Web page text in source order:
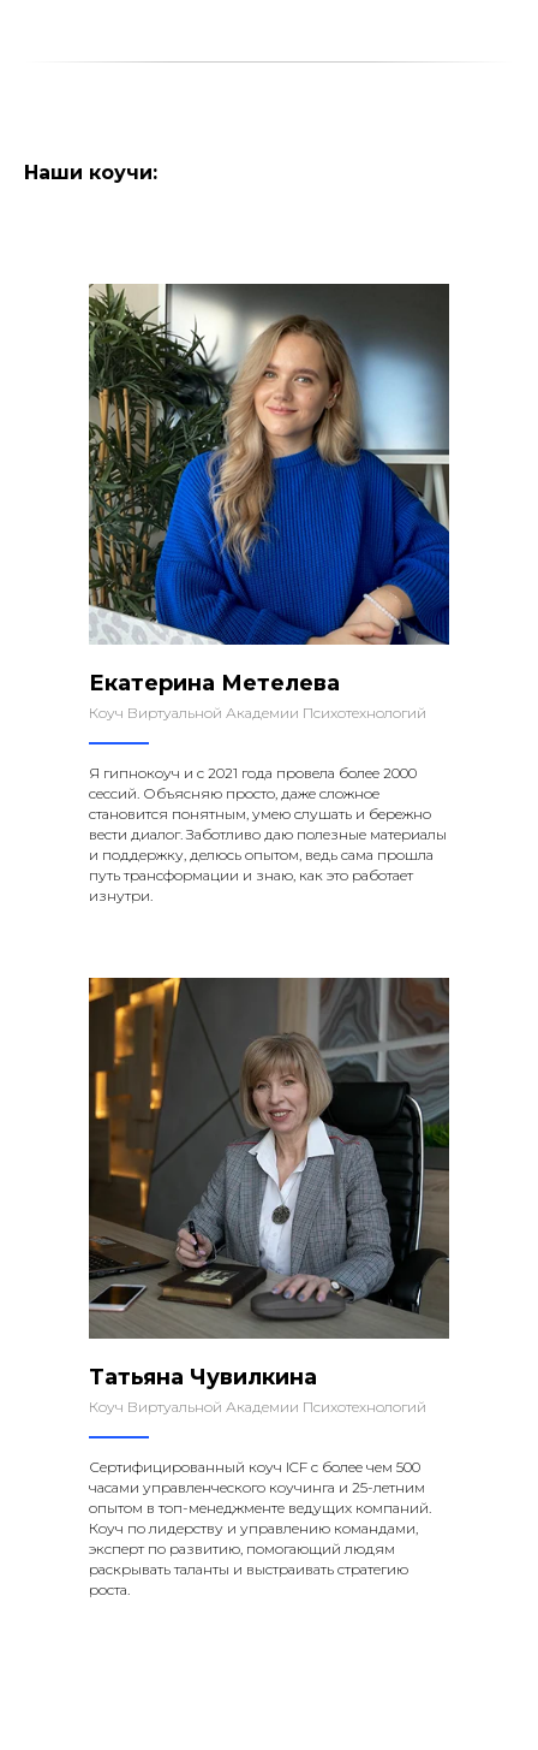
Наши коучи:
Екатерина Метелева
Коуч Виртуальной Академии Психотехнологий
Я гипнокоуч и с 2021 года провела более 2000
сессий. Объясняю просто, даже сложное
становится понятным, умею слушать и бережно
вести диалог. Заботливо даю полезные материалы
и поддержку, делюсь опытом, ведь сама прошла
путь трансформации и знаю, как это работает
изнутри.
Татьяна Чувилкина
Коуч Виртуальной Академии Психотехнологий
Сертифицированный коуч ICF с более чем 500
часами управленческого коучинга и 25-летним
опытом в топ-менеджменте ведущих компаний.
Коуч по лидерству и управлению командами,
эксперт по развитию, помогающий людям
раскрывать таланты и выстраивать стратегию
роста.